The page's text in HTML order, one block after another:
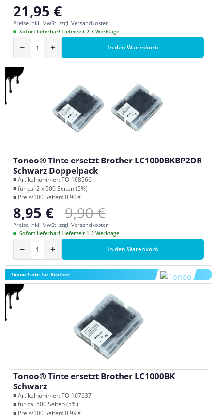
Regulärer Preis:
21,95 €
Preise inkl. MwSt. zzgl. Versandkosten
Sofort lieferbar! Lieferzeit 2-3 Werktage
− + In den Warenkorb
Tonoo® Tinte ersetzt Brother LC1000BKBP2DR
Schwarz Doppelpack
■ Artikelnummer: TO-108566
■ für ca. 2 x 500 Seiten (5%)
■ Preis/100 Seiten: 0,90 €
Verkaufspreis:
8,95 € Regulärer Preis:
9,90 €
Preise inkl. MwSt. zzgl. Versandkosten
Sofort lieferbar! Lieferzeit 1-2 Werktage
− + In den Warenkorb
Tonoo Tinte für Brother
Tonoo® Tinte ersetzt Brother LC1000BK
Schwarz
■ Artikelnummer: TO-107637
■ für ca. 500 Seiten (5%)
■ Preis/100 Seiten: 0,99 €